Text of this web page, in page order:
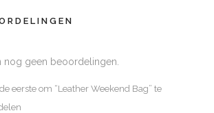
nog geen beoordelingen.
eerste om “Leather Weekend Bag” te